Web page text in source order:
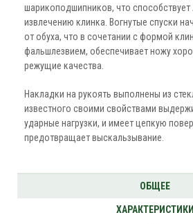
шарикоподшипников, что способствует
извлечению клинка. Вогнутые спуски
от обуха, что в сочетании с формой
фальшлезвием, обеспечивает ножу
режущие качества.
Накладки на рукоять выполнены из
известного своими свойствами
ударные нагрузки, и имеет цепкую
предотвращает выскальзывание.
ОБЩЕЕ
ХАРАКТЕРИСТИКИ